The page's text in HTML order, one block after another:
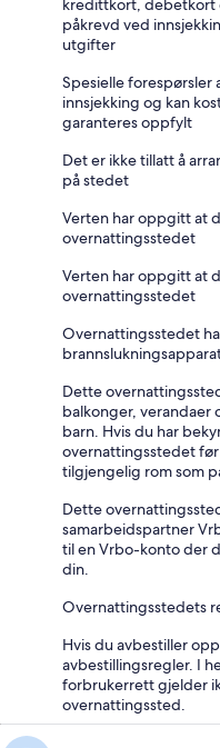
kredittkort, debetkort
påkrevd ved
utgifter
Spesielle
innsjekking og kan
garanteres oppfylt
Det er ikke tillatt å
på stedet
Verten har oppgitt at
overnattingsstedet
Verten har oppgitt at
overnattingsstedet
Overnattingsstedet
Dette
balkonger, verandaer
barn. Hvis du har
overnattingsstedet
tilgjengelig rom som
Dette
samarbeidspartner
til en Vrbo-konto der
din.
Overnattingsstedets
Hvis du avbestiller
avbestillingsregler. I
forbrukerrett gjelder
overnattingssted.